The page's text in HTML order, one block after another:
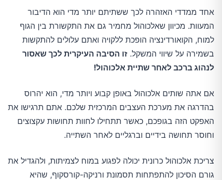
אחד ממדדי האזהרה לכך ששתיתם יותר מדי הוא הדיבור
המעוות. מכיוון שאלכוהול מחמיר גם את התקשורת בין הגוף
למוח, הקואורדינציה הופכת ללקויה ואתם עלולים להתקשות
בשמירה על שיווי המשקל. זו הסיבה העיקרית לכך שאסור
לנהוג ברכב לאחר שתיית אלכוהול!
אם אתה שותים אלכוהול באופן קבוע ויותר מדי, הוא יהרוס
בהדרגה את מערכת העצבים המרכזית שלכם. אתם תרגישו את
האפקט הזה בגופכם, כאשר תתחילו לחוות תחושות עקצוצים
וחוסר תחושה בידיים וברגליים לאחר השתייה.
צריכת אלכוהול כרונית יכולה לפגוע במוח לצמיתות, ולהגדיל את
גורם הסיכון להתפתחות תסמונת ורניקה-קורסקוף, שהיא